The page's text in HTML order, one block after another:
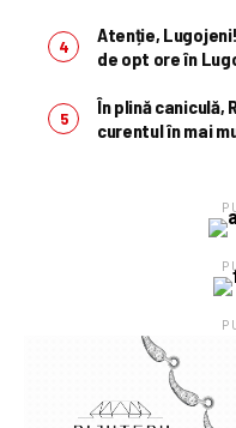
Atenție,
de opt ore în
În plină
curentul în mai